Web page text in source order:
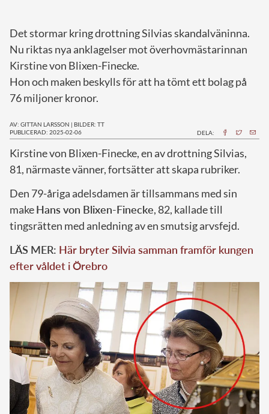
Det stormar kring drottning Silvias skandalväninna.
Nu riktas nya anklagelser mot överhovmästarinnan
Kirstine von Blixen-Finecke.
Hon och maken beskylls för att ha tömt ett bolag på
76 miljoner kronor.
AV: GITTAN LARSSON | BILDER: TT
PUBLICERAD: 2025-02-06
DELA:
Kirstine von Blixen-Finecke, en av drottning Silvias,
81, närmaste vänner, fortsätter att skapa rubriker.
Den 79-åriga adelsdamen är tillsammans med sin
makeHans von Blixen-Finecke, 82, kallade till
tingsrätten med anledning av en smutsig arvsfejd.
LÄS MER: Här bryter Silvia samman framför kungen
efter våldet i Örebro